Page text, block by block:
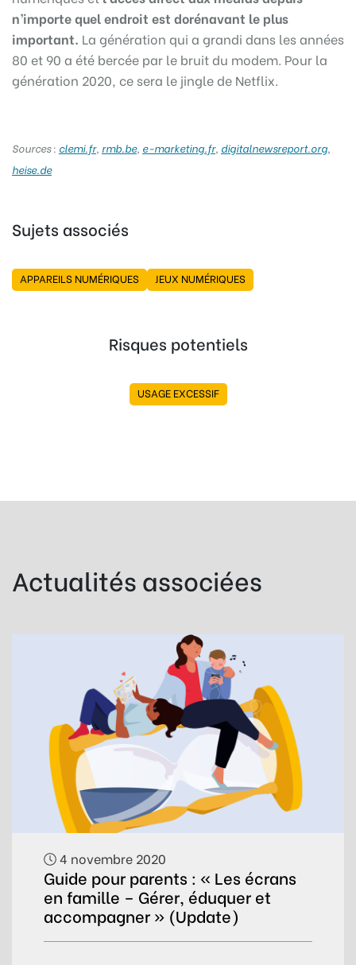
n’importe quel endroit est dorénavant le plus
important. La génération qui a grandi dans les années
80 et 90 a été bercée par le bruit du modem. Pour la
génération 2020, ce sera le jingle de Netflix.
Sources : clemi.fr, rmb.be, e-marketing.fr, digitalnewsreport.org
heise.de
Sujets associés
APPAREILS NUMÉRIQUES JEUX NUMÉRIQUES
Risques potentiels
USAGE EXCESSIF
Actualités associées
4 novembre 2020
Guide pour parents : « Les écrans
en famille – Gérer, éduquer et
accompagner » (Update)